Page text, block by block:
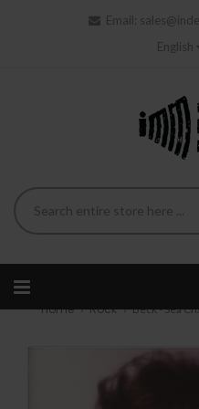
Email:
English
Home Rock Beck - Sea